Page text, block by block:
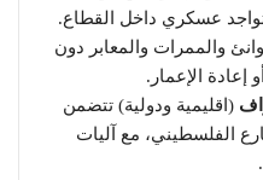
عسكري داخل القطاع.
والممرات والمعابر دون
إعادة الإعمار.
(اقليمية ودولية) تتضمن
الفلسطيني، مع آليات